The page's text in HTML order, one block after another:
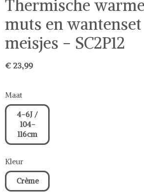
Thermische warme
muts en
meisjes - SC2P12
€ 23,99
Maat
4-6J /
104-
116cm
Kleur
Crème